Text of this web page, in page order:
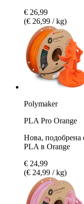
€ 26,99
(€ 26,99 / kg)
Polymaker
PLA Pro Orange
Нова, подобрена
PLA в Orange
€ 24,99
(€ 24,99 / kg)